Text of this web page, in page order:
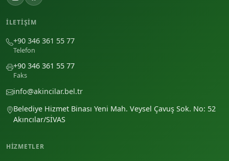
İLETIŞIM
+90 346 361 55 77
Telefon
+90 346 361 55 77
Faks
info@akincilar.bel.tr
Belediye Hizmet Binası Yeni Mah. Veysel Çavuş Sok. No: 52
Akıncılar/SİVAS
HIZMETLER